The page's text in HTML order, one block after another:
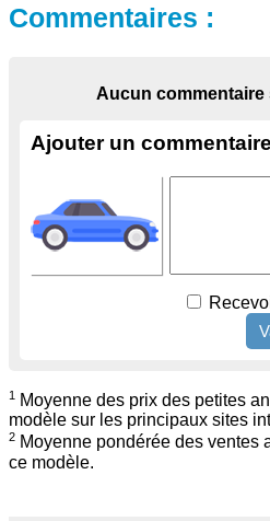
Commentaires :
Aucun commentaire
Ajouter un commentaire
1
Moyenne des prix des petites
modèle sur les principaux sites
2 Moyenne pondérée des ventes
ce modèle.